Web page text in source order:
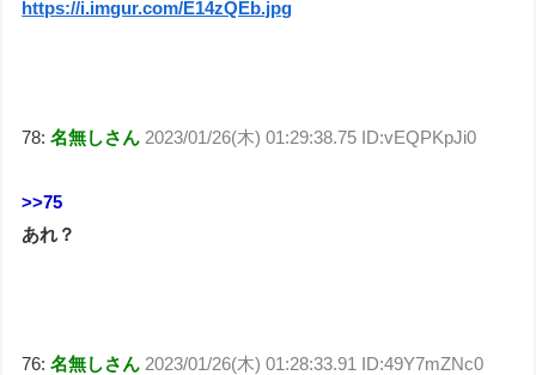
https://i.imgur.com/E14zQEb.jpg
78:名無しさん 2023/01/26(木) 01:29:38.75 ID:vEQPKpJi0
>>75
あれ？
76:名無しさん 2023/01/26(木) 01:28:33.91 ID:49Y7mZNc0